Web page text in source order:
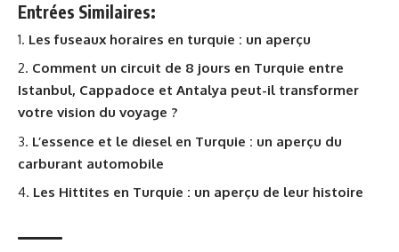
Entrées Similaires:
Les fuseaux horaires en turquie : un aperçu
Comment un circuit de 8 jours en Turquie entre
Istanbul, Cappadoce et Antalya peut-il transformer
votre vision du voyage ?
L’essence et le diesel en Turquie : un aperçu du
carburant automobile
Les Hittites en Turquie : un aperçu de leur histoire